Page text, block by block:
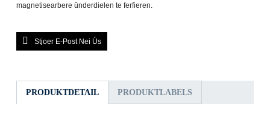
magnetisearbere ûnderdielen te ferfieren.
Stjoer E-Post Nei Ús
PRODUKTDETAIL PRODUKTLABELS